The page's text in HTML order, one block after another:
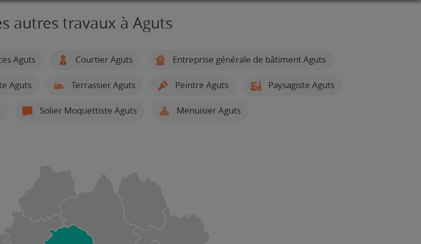
autres travaux à Aguts
Aguts Courtier Aguts Entreprise générale de bâtiment Aguts
Aguts Terrassier Aguts Peintre Aguts Paysagiste Aguts
Solier Moquettiste Aguts Menuisier Aguts